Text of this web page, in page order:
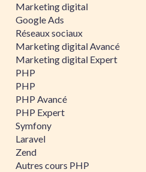
Marketing digital
Google Ads
Réseaux sociaux
Marketing digital Avancé
Marketing digital Expert
PHP
PHP
PHP Avancé
PHP Expert
Symfony
Laravel
Zend
Autres cours PHP